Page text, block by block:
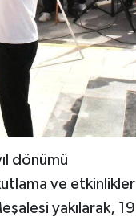
dönümü
ve etkinlikler
yakılarak, 19